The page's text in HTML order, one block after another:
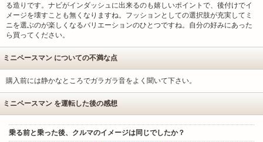
る造りです。ナビがインダッシュに出来るのも嬉しいポイントで、後付けでイ
メージを壊すことも無くなりますね。フッションとしての選択肢が充実してミ
ニを選ぶのが楽しくなるバリエーションのひとつですね。自分の好みにあった
ら買ってください。
ミニペースマン についての不満な点
購入前には静かなところでガラガラ音をよく聞いて下さい。
ミニペースマン を運転した後の感想
乗る前と乗った後、クルマのイメージは同じでしたか？